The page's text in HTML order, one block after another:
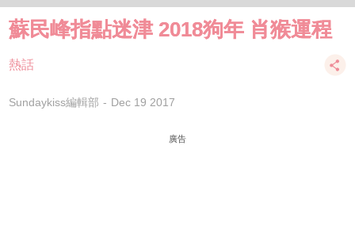
蘇民峰指點迷津 2018狗年 肖猴運程
熱話
Sundaykiss編輯部 Dec 19 2017
廣告